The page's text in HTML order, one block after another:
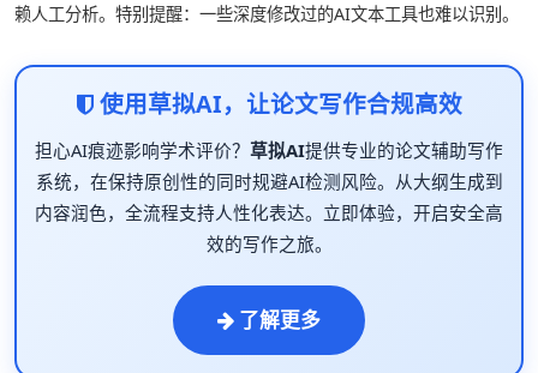
赖人工分析。特别提醒：一些深度修改过的AI文本工具也难以识别。
使用草拟AI，让论文写作合规高效
担心AI痕迹影响学术评价？ 草拟AI提供专业的论文辅助写作
系统，在保持原创性的同时规避AI检测风险。从大纲生成到
内容润色，全流程支持人性化表达。立即体验，开启安全高
效的写作之旅。
了解更多